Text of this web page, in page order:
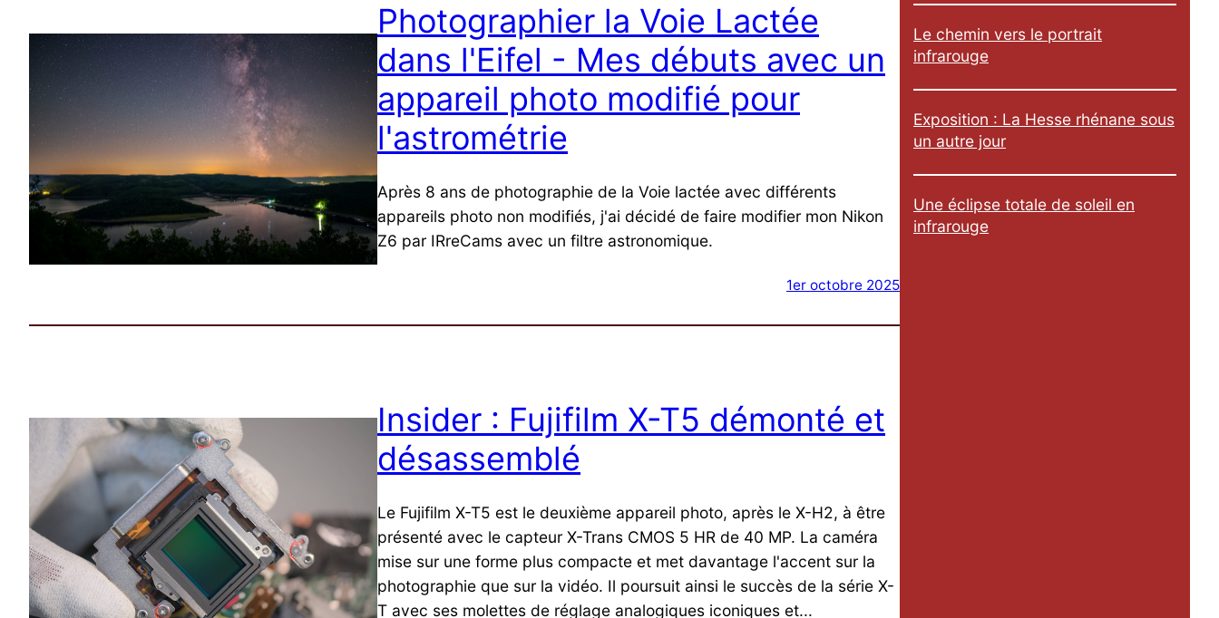
Photographier la Voie Lactée
dans l'Eifel - Mes débuts avec un
appareil photo modifié pour
l'astrométrie
Après 8 ans de photographie de la Voie lactée avec différents
appareils photo non modifiés, j'ai décidé de faire modifier mon Nikon
Z6 par IRreCams avec un filtre astronomique.
1er octobre 2025
Insider : Fujifilm X-T5 démonté et
désassemblé
Le Fujifilm X-T5 est le deuxième appareil photo, après le X-H2, à être
présenté avec le capteur X-Trans CMOS 5 HR de 40 MP. La caméra
mise sur une forme plus compacte et met davantage l'accent sur la
photographie que sur la vidéo. Il poursuit ainsi le succès de la série X-
T avec ses molettes de réglage analogiques iconiques et...
Le chemin vers le portrait
infrarouge
Exposition : La Hesse rhénane sous
un autre jour
Une éclipse totale de soleil en
infrarouge